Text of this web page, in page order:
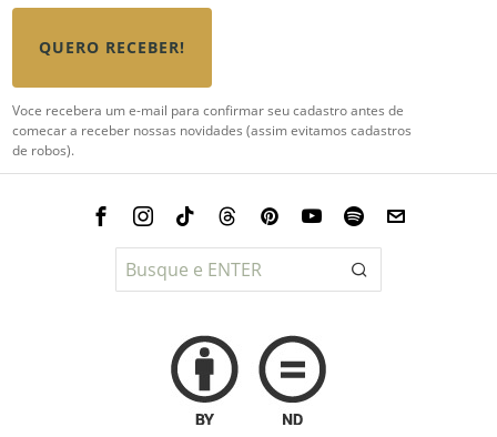
QUERO RECEBER!
Voce recebera um e-mail para confirmar seu cadastro antes de
comecar a receber nossas novidades (assim evitamos cadastros
de robos).